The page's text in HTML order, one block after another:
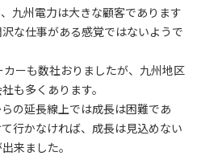
九州電力は大きな顧客であります
な仕事がある感覚ではないようで
ーも数社おりましたが、九州地区
も多くあります。
の延長線上では成長は困難であ
行かなければ、成長は見込めない
来ました。